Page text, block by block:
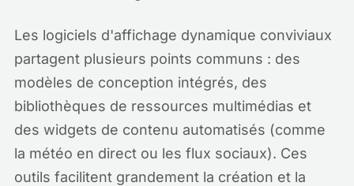
Les logiciels d'affichage dynamique conviviaux
partagent plusieurs points communs : des
modèles de conception intégrés, des
bibliothèques de ressources multimédias et
des widgets de contenu automatisés (comme
la météo en direct ou les flux sociaux). Ces
outils facilitent grandement la création et la